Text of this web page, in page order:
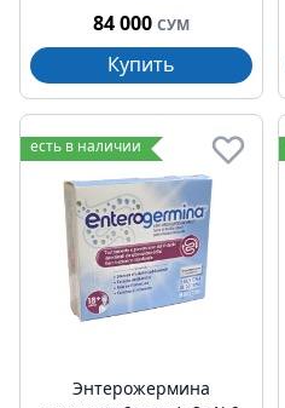
84 000 СУМ
Купить
есть в наличии
Энтерожермина